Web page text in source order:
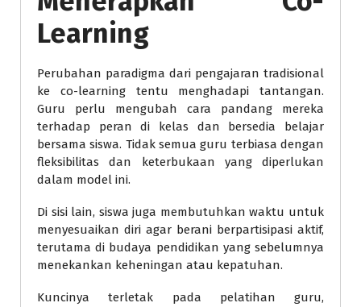
Learning
Perubahan paradigma dari pengajaran tradisional
ke co-learning tentu menghadapi tantangan.
Guru perlu mengubah cara pandang mereka
terhadap peran di kelas dan bersedia belajar
bersama siswa. Tidak semua guru terbiasa dengan
fleksibilitas dan keterbukaan yang diperlukan
dalam model ini.
Di sisi lain, siswa juga membutuhkan waktu untuk
menyesuaikan diri agar berani berpartisipasi aktif,
terutama di budaya pendidikan yang sebelumnya
menekankan keheningan atau kepatuhan.
Kuncinya terletak pada pelatihan guru,